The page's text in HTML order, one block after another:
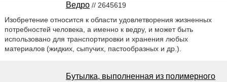
Ведро // 2645619
Изобретение относится к области удовлетворения жизненных
потребностей человека, а именно к ведру, и может быть
использовано для транспортировки и хранения любых
материалов (жидких, сыпучих, пастообразных и др.).
Бутылка, выполненная из полимерного